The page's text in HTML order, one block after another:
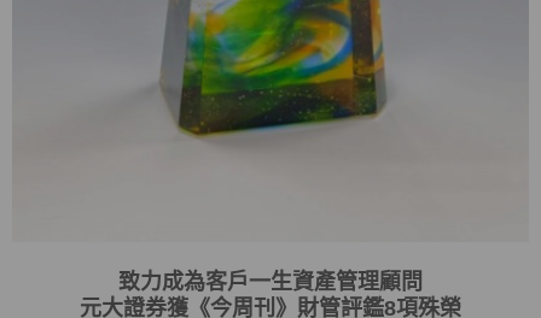
致力成為客戶一生資產管理顧問
元大證券獲《今周刊》財管評鑑8項殊榮